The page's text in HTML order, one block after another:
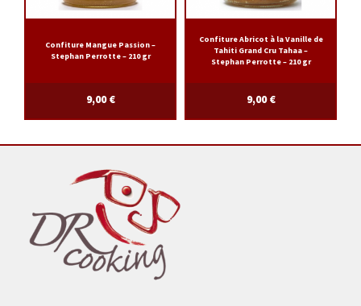
Confiture Mangue Passion –
Stephan Perrotte – 210 gr
9,00€
Confiture Abricot à la Vanille de
Tahiti Grand Cru Tahaa –
Stephan Perrotte – 210 gr
9,00€